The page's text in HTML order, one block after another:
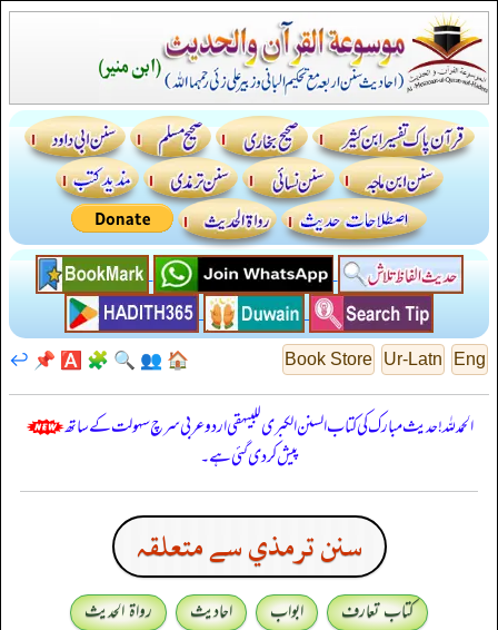
Eng
Ur-Latn
Book Store
🏠
👥
🔍
🧩
🅰️
📌
↩️
الحمدللہ! حدیث مبارک کی کتاب السنن الكبرى للبيهقي اردو عربی سرچ سہولت کے ساتھ
پیش کر دی گئی ہے۔
سنن ترمذي سے متعلقہ
کتاب تعارف ابواب احادیث
رواۃ الحدیث